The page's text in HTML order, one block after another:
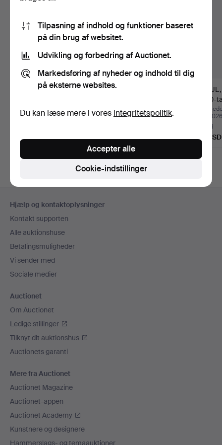
SPEJL, Karl Johan-stil,
Opnåede hammerslag 13
jun 2026
47 USD
ALVAR AALTO. ARTEK
1900-t…
Opnåede hammerslag 17
maj 2026
638 USD
1900-
apr 2026
3 bud
47 USD
Hjælp og kontaktoplysninger
Kontakt supporten
Alle auktionshuse
Betalingsmuligheder
Vi sender med
Sociale medier
Auctionet
Om Auctionet
Ledige stillinger
Tilknyt dit auktionshus
Auctionets garanti
Mere fra Auctionet
Auctionet Magazine
Auctionet-appen
Auctionet Academy
Kunstnere og designere
Hammerslags- og temaauktioner
Tilpasning af indhold og funktioner baseret
på din brug af websitet.
Udvikling og forbedring af Auctionet.
Markedsføring af nyheder og indhold til dig
på eksterne websites.
Du kan læse mere i vores integritetspolitik.
Cookie-indstillinger
Accepter alle